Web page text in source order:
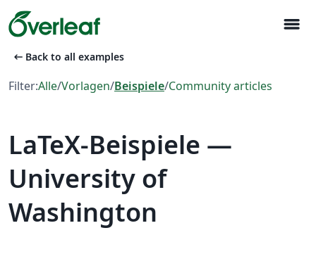
menu
arrow_left_alt Back to all examples
Filter:Alle/Vorlagen/Beispiele/Community articles
LaTeX-Beispiele —
University of
Washington